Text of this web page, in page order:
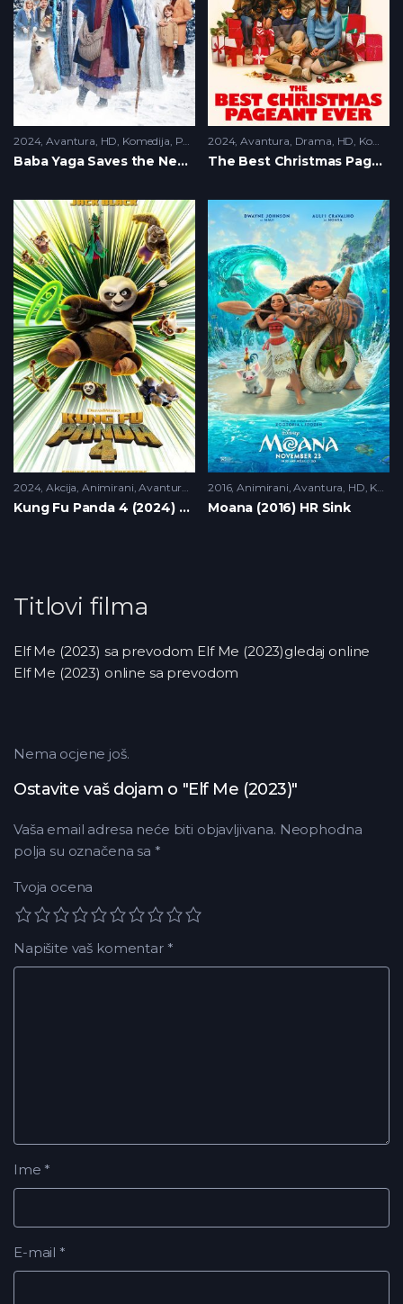
2024 Avantura, HD, Komedija, Porodicni
Baba Yaga Saves the New Year (2024)
2024 Avantura, Drama, HD, Komedija
The Best Christmas Pageant Ever (2024)
2024 Akcija, Animirani,Avantura HD,Porodicni
Kung Fu Panda 4 (2024) HR Sink
2016 Animirani,Avantura, HD, Komedija
Moana (2016) HR Sink
Titlovi filma
Elf Me (2023) sa prevodom Elf Me (2023)gledaj online
Elf Me (2023) online sa prevodom
Ostavite vaš dojam o "Elf Me (2023)"
Vaša email adresa neće biti objavljivana. Neophodna
polja su označena sa *
Tvoja ocena
Napišite vaš komentar *
Ime *
E-mail *
Nema ocjene još.